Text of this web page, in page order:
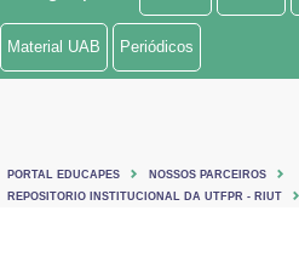
Ministério de Minas e Energia
Ministério do Turismo
Material UAB Periódicos
PORTAL EDUCAPES
NOSSOS PARCEIROS
REPOSITORIO INSTITUCIONAL DA UTFPR - RIUT